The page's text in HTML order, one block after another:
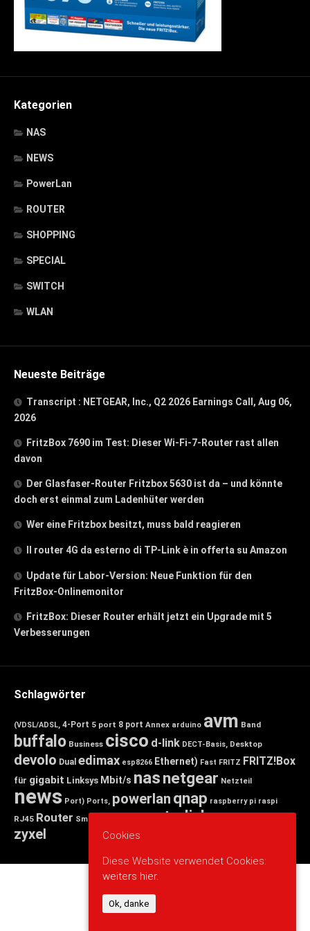
Kategorien
NAS
NEWS
PowerLan
ROUTER
SHOPPING
SPECIAL
SWITCH
WLAN
Neueste Beiträge
Transcript : NETGEAR, Inc., Q2 2026 Earnings Call, Aug 06,
2026
FritzBox 7690 im Test: Dieser Wi-Fi-7-Router rast allen
davon
Der Glasfaser-Router Fritzbox 5630 ist da – und könnte
doch erst einmal zum Ladenhüter werden
Wer eine Fritzbox besitzt, muss bald reagieren
Il router 4G da esterno di TP-Link è in offerta su Amazon
Update für Labor-Version: Neue Funktion für den
FritzBox-Onlinemonitor
FritzBox: Dieser Router erhält jetzt ein Upgrade mit 5
Verbesserungen
Schlagwörter
(VDSL/ADSL, 4-Port 5 port 8 port Annex arduino avm Band
buffalo Business cisco d-link DECT-Basis, Desktop
devolo Dual edimax esp8266 Ethernet) Fast FRITZ FRITZ!Box
für gigabit Linksys Mbit/s nasnetgear Netzteil
news Port) Ports, powerlan qnap raspberry pi raspi
RJ45 Router Small tp-link
zyxel Cookies
Diese Website verwendet Cookies:
weiters hier.
Ok, danke